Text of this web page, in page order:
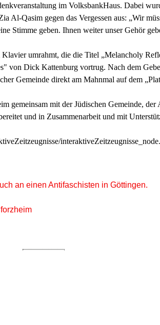
im VolksbankHaus. Dabei
Al-Qasim gegen das Vergessen aus: „Wir
Stimme geben. Ihnen weiter unser Gehör
umrahmt, die die Titel „Melancholy
von Dick Kattenburg vortrug. Nach dem
Gemeinde direkt am Mahnmal auf dem
gemeinsam mit der Jüdischen Gemeinde,
und in Zusammenarbeit und mit
an einen Antifaschisten in Göttingen.